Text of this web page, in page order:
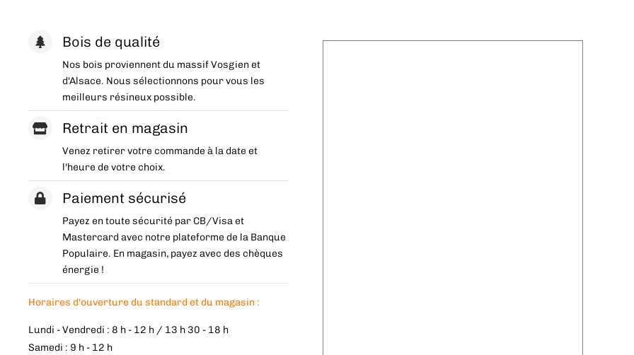
Bois de qualité
Nos bois proviennent du massif Vosgien et
d'Alsace. Nous sélectionnons pour vous les
meilleurs résineux possible.
Retrait en magasin
Venez retirer votre commande à la date et
l'heure de votre choix.
Paiement sécurisé
Payez en toute sécurité par CB/Visa et
Mastercard avec notre plateforme de la Banque
Populaire. En magasin, payez avec des chèques
énergie !
Horaires d'ouverture du standard et du magasin :
Lundi - Vendredi : 8 h - 12 h / 13 h 30 - 18 h
Samedi : 9 h - 12 h